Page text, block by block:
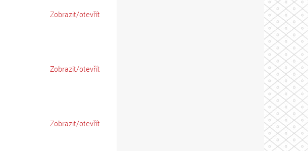
Zobrazit/otevřít
Zobrazit/otevřít
Zobrazit/otevřít